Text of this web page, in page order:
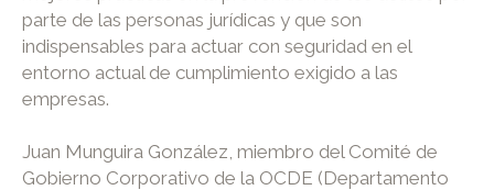
parte de las personas jurídicas y que son
indispensables para actuar con seguridad en el
entorno actual de cumplimiento exigido a las
empresas.
Juan Munguira González, miembro del Comité de
Gobierno Corporativo de la OCDE (Departamento